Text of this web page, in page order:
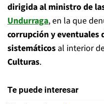
dirigida al ministro de
Undurraga, en la que
corrupción y eventuales
sistemáticos al interior
Culturas.
Te puede interesar